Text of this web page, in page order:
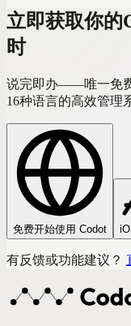
立即获取你的
时
说完即办——唯一免
16种语言的高效管理
免费开始使用 Codot
有反馈或功能建议？